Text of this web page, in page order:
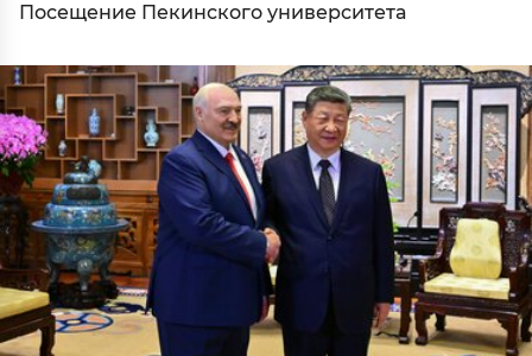
Посещение Пекинского университета